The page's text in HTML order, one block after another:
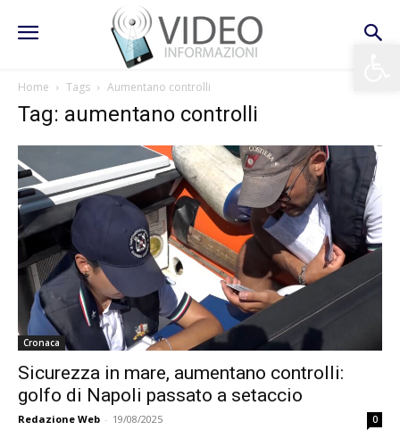
Home Tags Aumentano controlli
Tag: aumentano controlli
Cronaca
Sicurezza in mare, aumentano controlli:
golfo di Napoli passato a setaccio
Redazione Web - 19/08/2025 0